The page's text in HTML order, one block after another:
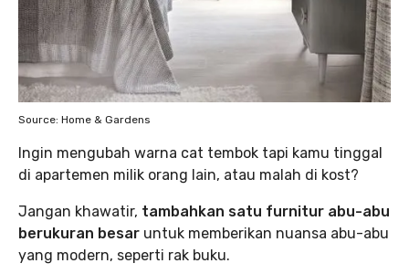
Source: Home & Gardens
Ingin mengubah warna cat tembok tapi kamu tinggal
di apartemen milik orang lain, atau malah di kost?
Jangan khawatir, tambahkan satu furnitur abu-abu
berukuran besar untuk memberikan nuansa abu-abu
yang modern, seperti rak buku.